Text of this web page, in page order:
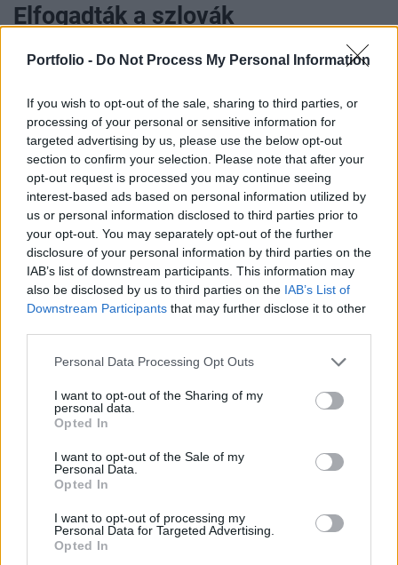
Portfolio - Do Not Process My Personal Information
If you wish to opt-out of the sale, sharing to third parties, or
processing of your personal or sensitive information for
targeted advertising by us, please use the below opt-out
section to confirm your selection. Please note that after your
opt-out request is processed you may continue seeing
interest-based ads based on personal information utilized by
us or personal information disclosed to third parties prior to
your opt-out. You may separately opt-out of the further
disclosure of your personal information by third parties on the
IAB’s list of downstream participants. This information may
also be disclosed by us to third parties on the IAB’s List of
Downstream Participants that may further disclose it to other
Personal Data Processing Opt Outs
I want to opt-out of the Sharing of my
personal data.
Opted In
I want to opt-out of the Sale of my
Personal Data.
Opted In
I want to opt-out of processing my
Personal Data for Targeted Advertising.
Opted In
Elfogadták a szlovák
költségvetést: már a maastrichti
határokon belül!?
Portfolio
2005. december 14. 09:02
79 szavazattal 62 ellenében a szlovák parlament
elfogadta a 2006-os költségvetési törvényt. A
szavazás kimenetele kétséges volt, ugyanis
kisebbségi kormány irányítja északi
szomszédunkat.
A költségvetési törvény a 2006. évi hiányt a GDP 2.9%-ban
határozza meg az idei évre várható 3.4% után. Ezzel
Szlovákia 2006-ra teljesítené az euró bevezetésének
lelkesedéssel a hírt, a szlovák korona euróval szembeni
árfolyama nem tudott 37.8 alá erősödni. A FED döntés
A keresett cikk a portfolio.hu hírarchívumához
tartozik, melynek olvasása előfizetéses